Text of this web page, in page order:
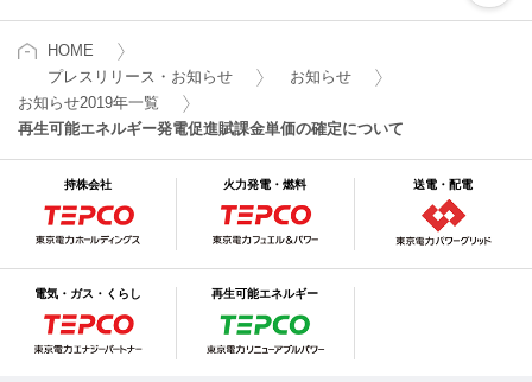
HOME
プレスリリース・お知らせ
お知らせ
お知らせ2019年一覧
再生可能エネルギー発電促進賦課金単価の確定について
持株会社 火力発電・燃料 送電・配電
電気・ガス・くらし 再生可能エネルギー